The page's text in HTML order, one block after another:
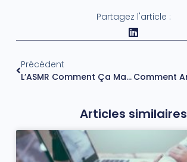
Partagez l'article :
Précédent
L’ASMR Comment Ça Marche ? Suis-Je Réceptif ?
Articles similaires